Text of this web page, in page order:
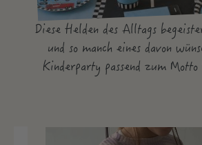
Diese Helden des Alltags
und so manch eines davon
Kinderparty passend zum